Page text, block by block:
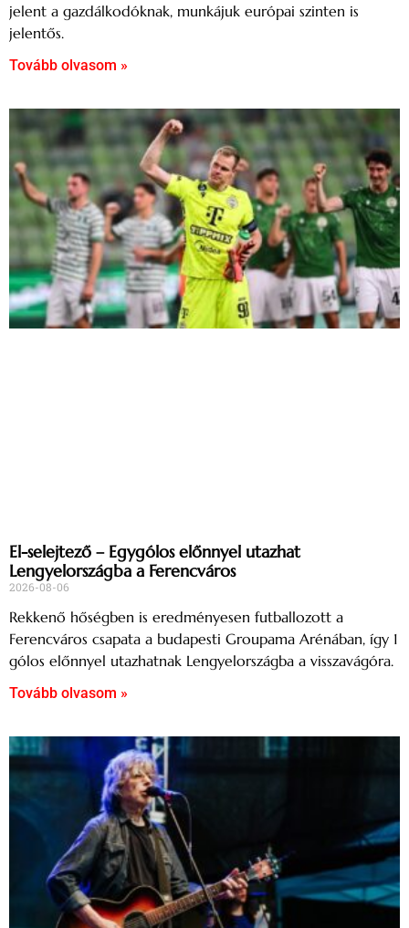
jelent a gazdálkodóknak, munkájuk európai szinten is
jelentős.
Tovább olvasom »
El-selejtező – Egygólos előnnyel utazhat
Lengyelországba a Ferencváros
2026-08-06
Rekkenő hőségben is eredményesen futballozott a
Ferencváros csapata a budapesti Groupama Arénában, így 1
gólos előnnyel utazhatnak Lengyelországba a visszavágóra.
Tovább olvasom »